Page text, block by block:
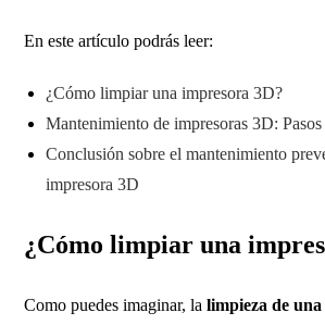
En este artículo podrás leer:
¿Cómo limpiar una impresora 3D?
Mantenimiento de impresoras 3D:
Conclusión sobre el mantenimiento
impresora 3D
¿Cómo limpiar una
Como puedes imaginar, la limpieza de